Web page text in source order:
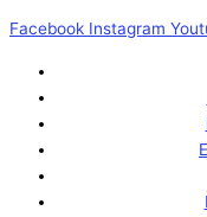
Facebook Instagram